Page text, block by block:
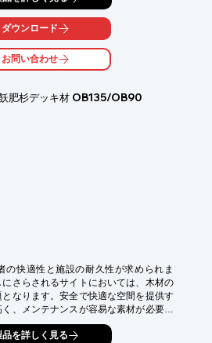
ダウンロード
お問い合わせ
飫肥杉デッキ材 OB135/OB90
の快適性と施設の耐久性が求められま
さらされるサイトにおいては、木材の
なります。安全で快適な空間を提供す
、メンテナンスが容易な素材が必要で
材は、公共機関による耐候性・耐不朽性
、湿潤・高温な環境でも20年以上腐ら
品を詳しく見る